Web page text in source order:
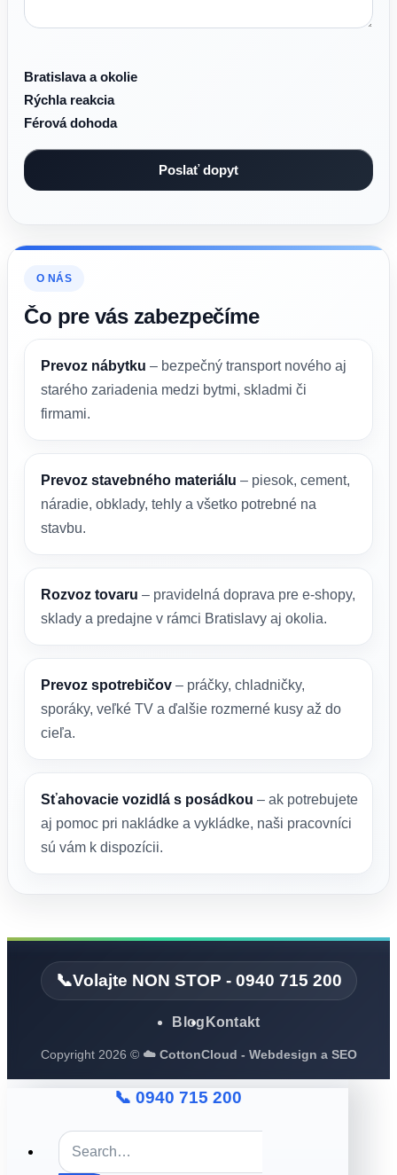
Bratislava a okolie
Rýchla reakcia
Férová dohoda
O NÁS
Čo pre vás zabezpečíme
Prevoz nábytku – bezpečný transport nového aj
starého zariadenia medzi bytmi, skladmi či
firmami.
Prevoz stavebného materiálu – piesok, cement,
náradie, obklady, tehly a všetko potrebné na
stavbu.
Rozvoz tovaru – pravidelná doprava pre e-shopy,
sklady a predajne v rámci Bratislavy aj okolia.
Prevoz spotrebičov – práčky, chladničky,
sporáky, veľké TV a ďalšie rozmerné kusy až do
cieľa.
Sťahovacie vozidlá s posádkou – ak potrebujete
aj pomoc pri nakládke a vykládke, naši pracovníci
sú vám k dispozícii.
📞Volajte NON STOP - 0940 715 200
Blog Kontakt
Copyright 2026 © ☁️ CottonCloud - Webdesign a SEO
📞 0940 715 200